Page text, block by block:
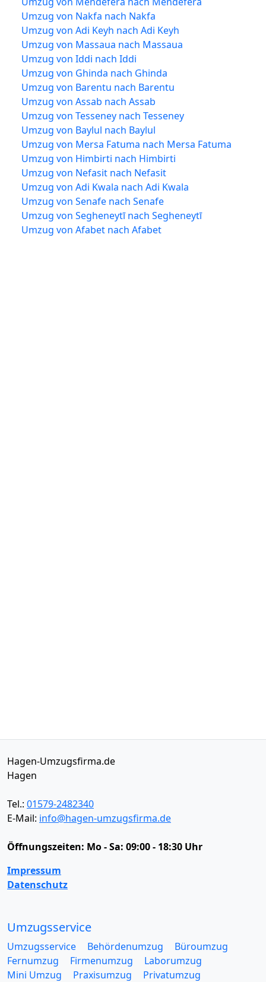
Umzug von Nakfa nach Nakfa
Umzug von Adi Keyh nach Adi Keyh
Umzug von Massaua nach Massaua
Umzug von Iddi nach Iddi
Umzug von Ghinda nach Ghinda
Umzug von Barentu nach Barentu
Umzug von Assab nach Assab
Umzug von Tesseney nach Tesseney
Umzug von Baylul nach Baylul
Umzug von Mersa Fatuma nach Mersa Fatuma
Umzug von Himbirti nach Himbirti
Umzug von Nefasit nach Nefasit
Umzug von Adi Kwala nach Adi Kwala
Umzug von Senafe nach Senafe
Umzug von Segheneytī nach Segheneytī
Umzug von Afabet nach Afabet
Hagen-Umzugsfirma.de
Hagen
Tel.: 01579-2482340
E-Mail: info@hagen-umzugsfirma.de
Öffnungszeiten: Mo - Sa: 09:00 - 18:30 Uhr
Impressum
Datenschutz
Umzugsservice
Umzugsservice Behördenumzug
Büroumzug
Fernumzug
Firmenumzug
Laborumzug
Mini Umzug
Praxisumzug
Privatumzug